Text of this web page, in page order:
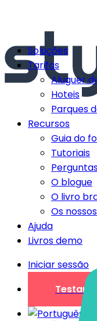
Soluções
Tarifas
Aluguer
Hoteis
Parques
Recursos
Guia do
Tutoriais
O blogue
O livro
Os
Ajuda
Livros demo
Iniciar sessão
Testar